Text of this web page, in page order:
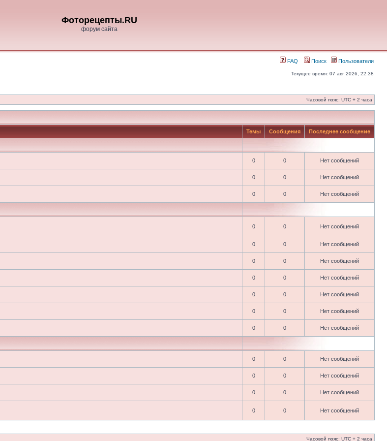
Фоторецепты.RU
форум сайта
FAQ Поиск Пользователи
Текущее время: 07 авг 2026, 22:38
Часовой пояс: UTC + 2 часа
Темы Сообщения Последнее сообщение
0 0 Нет сообщений
0 0 Нет сообщений
0 0 Нет сообщений
0 0 Нет сообщений
0 0 Нет сообщений
0 0 Нет сообщений
0 0 Нет сообщений
0 0 Нет сообщений
0 0 Нет сообщений
0 0 Нет сообщений
0 0 Нет сообщений
0 0 Нет сообщений
0 0 Нет сообщений
0 0 Нет сообщений
Часовой пояс: UTC + 2 часа